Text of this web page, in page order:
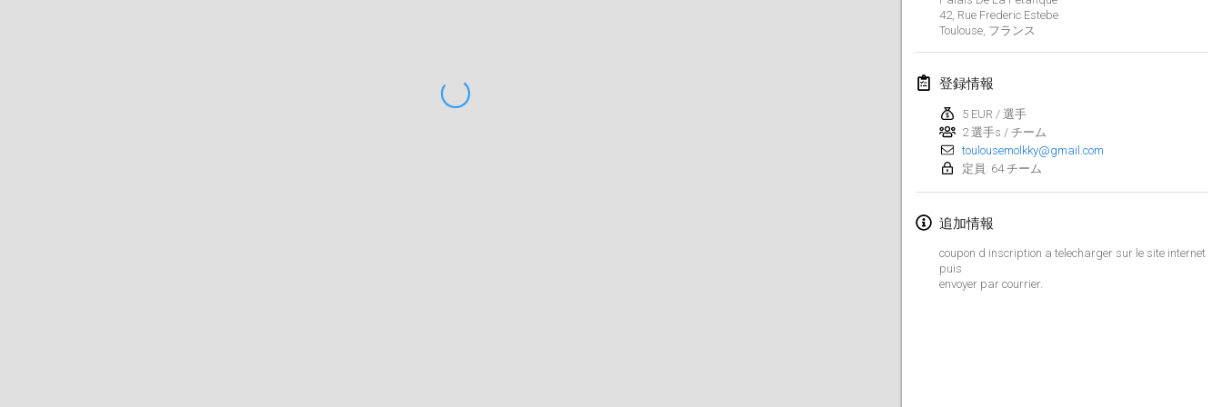
42, Rue Frederic Estebe
Toulouse, フランス
登録情報
5 EUR / 選手
2 選手s / チーム
toulousemolkky@gmail.com
定員: 64 チーム
追加情報
coupon d inscription a telecharger sur le site internet
puis
envoyer par courrier.
2019年2月
Kotka Mölkky Open Indoor
2019年2月2日
Lumi Mölkky
2019年2月9日 |
Tournoi de la St Valentin
OTH